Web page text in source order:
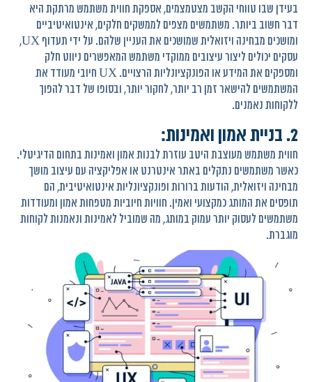
בעידן שבו טווחי הקשב מצטמצמים, אספקת חווית משתמש מרתקת היא
דבר חשוב ביותר. משתמשים מצפים לממשקים חלקים, אינטואיטיביים
ומושכים מבחינה ויזואלית שמושכים את העניין שלהם. על ידי תעדוף UX,
עסקים יכולים ליצור עיצובים ממוקדי משתמש המאפשרים ניווט חלק
ומספקים את המידע או הפונקציונליות הרצויים. UX חיובי מעודד את
המשתמשים להישאר זמן רב יותר, לחקור יותר, ובסופו של דבר להפוך
ללקוחות נאמנים.
2. בניית אמון ואמינות:
חווית משתמש מעוצבת היטב עוזרת לבנות אמון ואמינות בתחום הדיגיטלי.
כאשר משתמשים נתקלים באתר אינטרנט או אפליקציה עם עיצוב מושך
מבחינה ויזואלית, הודעות ברורות ופונקציונליות אינטואיטיבית, הם
תופסים את המותג כמקצועי ואמין. חוויות חיוביות מטפחות אמון ומעודדות
משתמשים לעסוק יותר עמוק במותג, מה שמוביל לאמינות ונאמנות לקוחות
מוגברת.